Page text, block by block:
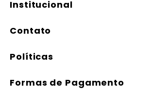
Institucional
Contato
Políticas
Formas de Pagamento